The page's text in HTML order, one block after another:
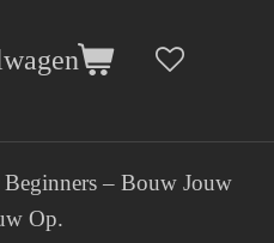
– Bouw Jouw
Op.